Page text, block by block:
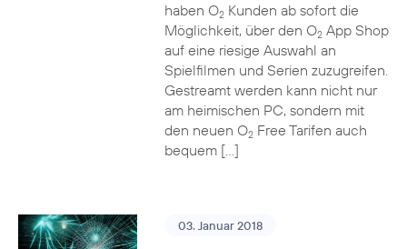
haben O2Kunden ab sofort die
Möglichkeit, über den O2App Shop
auf eine riesige Auswahl an
Spielfilmen und Serien zuzugreifen.
Gestreamt werden kann nicht nur
am heimischen PC, sondern mit
den neuen O2Free Tarifen auch
bequem […]
03. Januar 2018